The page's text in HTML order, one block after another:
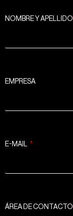
NOMBRE Y APELLIDO
EMPRESA
E-MAIL
ÁREA DE CONTACTO